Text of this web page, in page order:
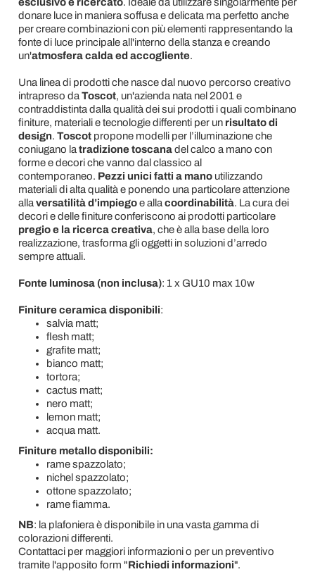
donare luce in maniera soffusa e delicata ma perfetto anche
per creare combinazioni con più elementi rappresentando la
fonte di luce principale all'interno della stanza e creando
un'atmosfera calda ed accogliente.
Una linea di prodotti che nasce dal nuovo percorso creativo
intrapreso da Toscot, un'azienda nata nel 2001 e
contraddistinta dalla qualità dei sui prodotti i quali combinano
finiture, materiali e tecnologie differenti per un risultato di
design. Toscotpropone modelli per l’illuminazione che
coniugano la tradizione toscanadel calco a mano con
forme e decori che vanno dal classico al
contemporaneo. Pezzi unici fatti a manoutilizzando
materiali di alta qualità e ponendo una particolare attenzione
alla versatilità d’impiegoe alla coordinabilità. La cura dei
decori e delle finiture conferiscono ai prodotti particolare
pregio e la ricerca creativa, che è alla base della loro
realizzazione, trasforma gli oggetti in soluzioni d’arredo
sempre attuali.
Fonte luminosa (non inclusa): 1 x GU10 max 10w
Finiture ceramica disponibili:
salvia matt;
flesh matt;
grafite matt;
bianco matt;
tortora;
cactus matt;
nero matt;
lemon matt;
acqua matt.
Finiture metallo disponibili:
rame spazzolato;
nichel spazzolato;
ottone spazzolato;
rame fiamma.
NB: la plafoniera è disponibile in una vasta gamma di
colorazioni differenti.
Contattaci per maggiori informazioni o per un preventivo
tramite l'apposito form "Richiedi informazioni".